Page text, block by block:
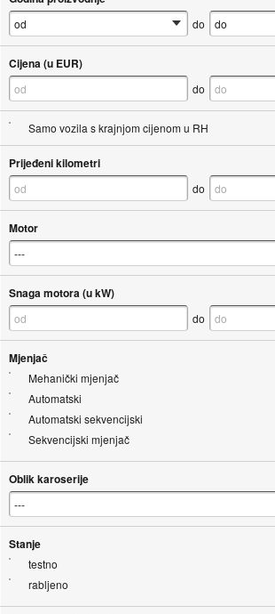
do
Cijena (u EUR)
do
Samo vozila s krajnjom cijenom u RH
Prijeđeni kilometri
do
Motor
Snaga motora (u kW)
do
Mjenjač
Mehanički mjenjač
Automatski
Automatski sekvencijski
Sekvencijski mjenjač
Oblik karoserije
Stanje
testno
rabljeno